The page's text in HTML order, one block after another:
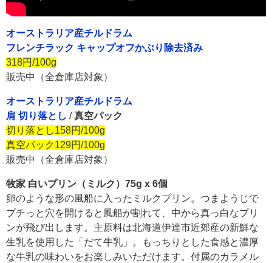
オーストラリア産チルドラム
フレンチラック キャップオフかぶり除去済み
318円/100g
販売中（全倉庫店対象）
オーストラリア産チルドラム
肩 切り落とし /真空パック
切り落とし158円/100g
真空パック129円/100g
販売中（全倉庫店対象）
牧家 白いプリン（ミルク）75g x 6個
卵のような形の風船に入ったミルクプリン。つまようじで
プチっと穴を開けると風船が割れて、中から真っ白なプリ
ンが飛び出します。主原料は北海道伊達市近郊産の新鮮な
生乳を使用した「だて牛乳」。もっちりとした食感と濃厚
な牛乳の味わいをお楽しみいただけます。付属のカラメル